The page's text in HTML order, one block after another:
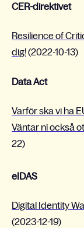
CER-direktivet
Resilience of
dig!(2022-10-13)
Data Act
Varför ska vi ha
Väntar ni också
22)
eIDAS
Digital Identity
(2023-12-19)